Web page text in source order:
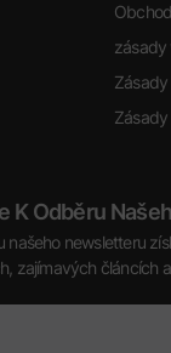
zásady
Zásady
K Odběru
našeho newsletteru
zajímavých článcích